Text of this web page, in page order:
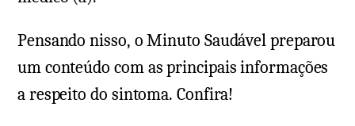
Pensando nisso, o Minuto Saudável preparou
um conteúdo com as principais informações
a respeito do sintoma. Confira!